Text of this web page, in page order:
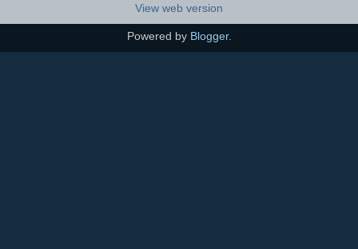
View web version
Powered by Blogger.